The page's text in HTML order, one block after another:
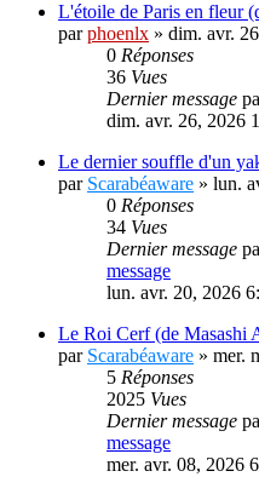
L'étoile de Paris en fleur
parphoenlx » dim. avr.
0 Réponses
36 Vues
Dernier message
dim. avr. 26, 2026
Le dernier souffle d'un
par Scarabéaware » lun.
0 Réponses
34 Vues
Dernier message
message
lun. avr. 20, 2026
Le Roi Cerf (de Masashi
par Scarabéaware » mer.
5 Réponses
2025 Vues
Dernier message
message
mer. avr. 08, 2026